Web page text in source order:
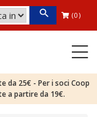
(0)
da 25€ - Per i soci Coop
a partire da 19€.